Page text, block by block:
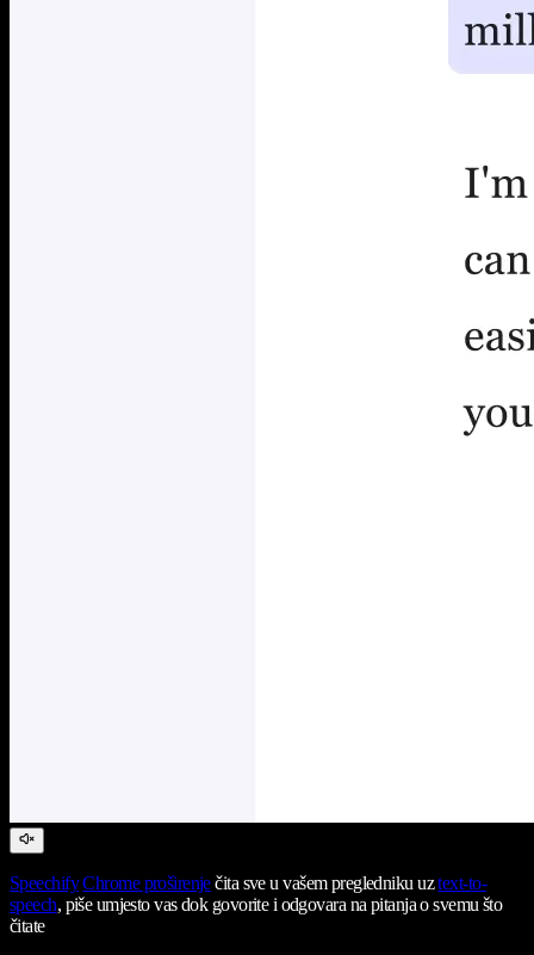
Speechify Chrome proširenječita sve u vašem pregledniku uztext-to-
speech, piše umjesto vas dok govorite i odgovara na pitanja o svemu što
čitate